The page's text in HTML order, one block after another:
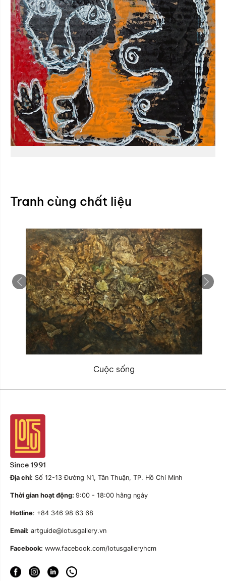
Tranh cùng chất liệu
Cuộc sống
Địa chỉ: Số 12-13 Đường N1, Tân Thuận, TP. Hồ Chí Minh
Thời gian hoạt động: 9:00 - 18:00 hằng ngày
Hotline: +84 346 98 63 68
Email: artguide@lotusgallery.vn
Facebook: www.facebook.com/lotusgalleryhcm